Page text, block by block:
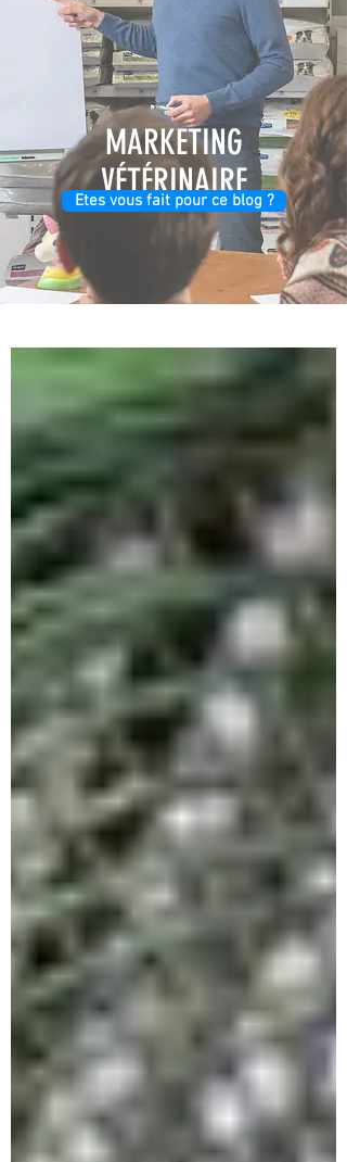
MARKETING
VÉTÉRINAIRE
Etes vous fait pour ce blog ?